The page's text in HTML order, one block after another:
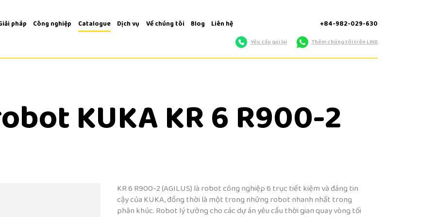
pháp Công nghiệp Catalogue Dịch vụ Về chúng tôi Blog Liên hệ +84-982-029-630
Yêu cầu gọi lại Thêm chúng tôi trên LINE
KUKA KR 6 R900-2
KR 6 R900-2 (AGILUS) là robot công nghiệp 6 trục tiết kiệm và đáng tin
cậy của KUKA, đồng thời là một trong những robot nhanh nhất trong
phân khúc. Robot lý tưởng cho các dự án yêu cầu thời gian quay vòng tối